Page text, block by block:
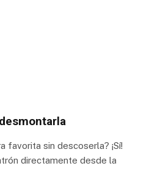
favorita sin descoserla? ¡Sí!
directamente desde la